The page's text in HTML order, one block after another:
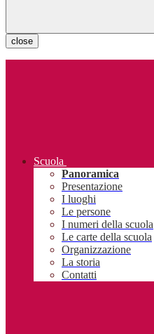
close
Scuola
Panoramica
Presentazione
I luoghi
Le persone
I numeri della scuola
Le carte della scuola
Organizzazione
La storia
Contatti